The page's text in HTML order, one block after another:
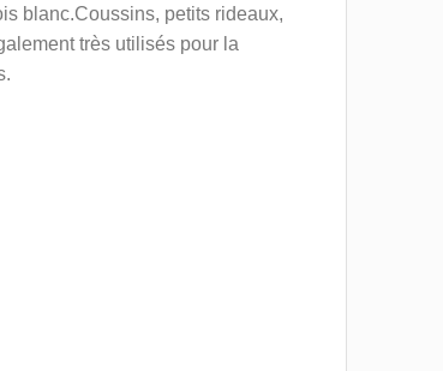
blanc.Coussins, petits rideaux,
très utilisés pour la